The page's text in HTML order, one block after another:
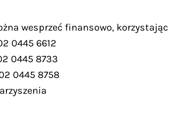
wesprzeć finansowo,
0445 6612
0445 8733
0445 8758